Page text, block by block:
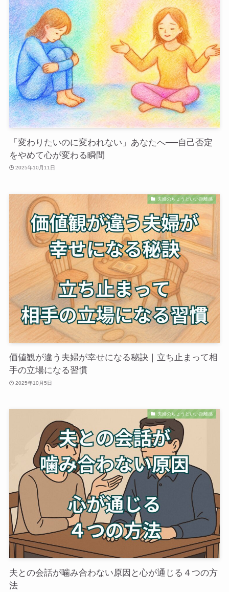
「変わりたいのに変われない」あなたへ──自己否定
をやめて心が変わる瞬間
2025年10月11日
夫婦のちょうどいい距離感
価値観が違う夫婦が幸せになる秘訣｜立ち止まって相
手の立場になる習慣
2025年10月5日
夫婦のちょうどいい距離感
夫との会話が噛み合わない原因と心が通じる４つの方
法